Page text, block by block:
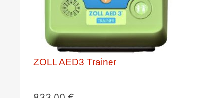
ZOLL AED3 Trainer